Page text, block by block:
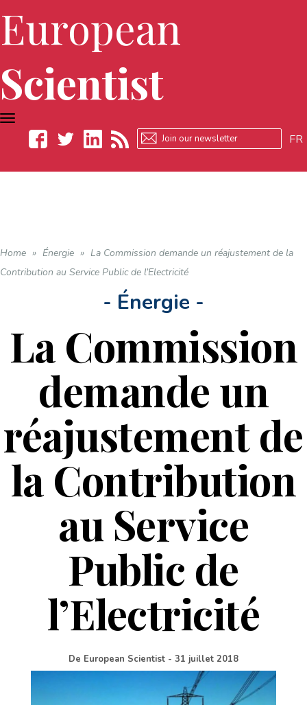
European
Scientist
FR
TOGGLE
NAVIGATION
Home » Énergie » La Commission demande un réajustement de la
Contribution au Service Public de l’Electricité
- Énergie -
La Commission
demande un
réajustement de
la Contribution
au Service
Public de
l’Electricité
De European Scientist - 31 juillet 2018